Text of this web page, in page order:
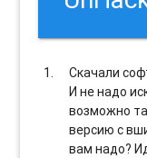
Скачали
И не надо
возможно
версию с
вам надо?